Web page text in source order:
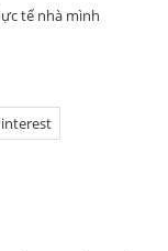
tế nhà mình